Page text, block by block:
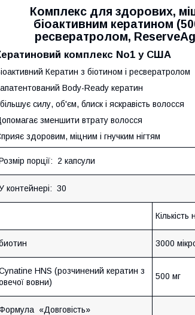
Комплекс для здорових,
біоактивним кератином
ресвератролом,
комплекс No1 у США
Кератин з біотином і ресвератролом
Body-Ready кератин
силу, об'єм, блиск і яскравість волосся
зменшити втрату волосся
здоровим, міцним і гнучким нігтям
порції: 2 капсули
контейнері: 30
3000
HNS (розчинений кератин з
вовни)
500 мг
«Довговість»